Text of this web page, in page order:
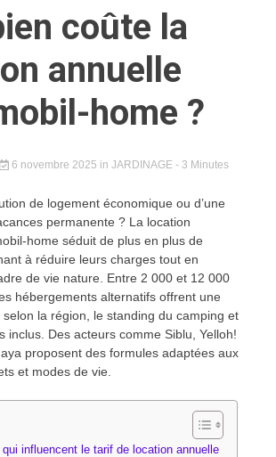
coûte la
annuelle
home ?
6 novembre 2025 in JARDINAGE - 3 Minutes
de logement économique ou d’une
permanente ? La location
home séduit de plus en plus de
à réduire leurs charges tout en
de vie nature. Entre 2 000 et 12 000
hébergements alternatifs offrent une
la région, le standing du camping et
inclus. Des acteurs comme Siblu, Yelloh!
proposent des formules adaptées aux
et modes de vie.
influencent le tarif de location annuelle